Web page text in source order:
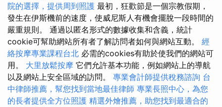
院的選擇，提供周到照護 最初，狂歡節是一個宗教假期，
發生在伊斯機前的速度，使威尼斯人有機會擺脫一段時間的
嚴重規則。 通過以匿名形式的數據收集和含義，統計
cookie可幫助網站所有者了解訪問者如何與網站互動。 經
絡按摩專業課程台北 必需的cookies有助於使我們的網站可
用。 大里放鬆按摩 它們允許基本功能，例如網站上的導航
以及網站上安全區域的訪問。 專業會計師提供稅務諮詢 台
中律師推薦，幫您找到當地最佳律師 專業長照中心，為您
的長者提供全方位照護 精選外燴推薦，助您找到最適合的